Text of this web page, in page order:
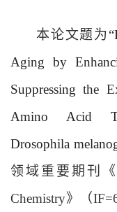
本论文题为“
Aging by
Suppressing the
Amino Acid
Drosophila
领域重要期刊《
Chemistry》（